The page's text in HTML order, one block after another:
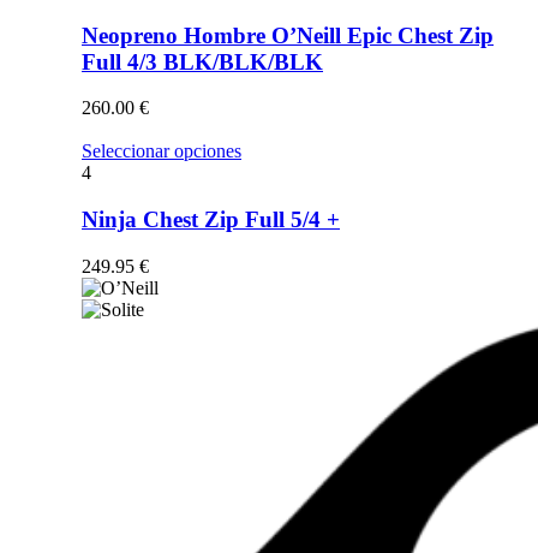
múltiples
variantes.
Las
elegir
página
Neopreno Hombre O’Neill Epic Chest Zip
Full 4/3 BLK/BLK/BLK
260.00 €
Seleccionar opcionesEste
múltiples
variantes.
4
Ninja Chest Zip Full 5/4 +
249.95 €